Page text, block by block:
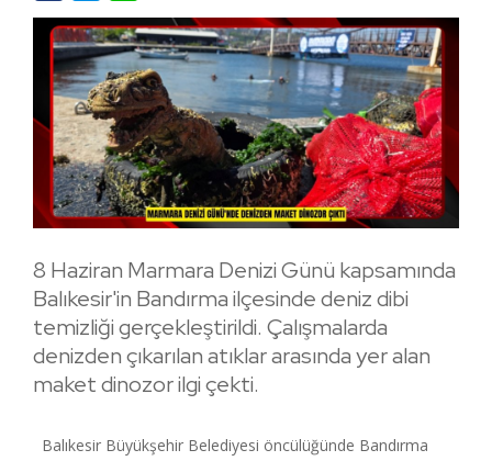
8 Haziran Marmara Denizi Günü kapsamında
Balıkesir'in Bandırma ilçesinde deniz dibi
temizliği gerçekleştirildi. Çalışmalarda
denizden çıkarılan atıklar arasında yer alan
maket dinozor ilgi çekti.
Balıkesir Büyükşehir Belediyesi öncülüğünde Bandırma